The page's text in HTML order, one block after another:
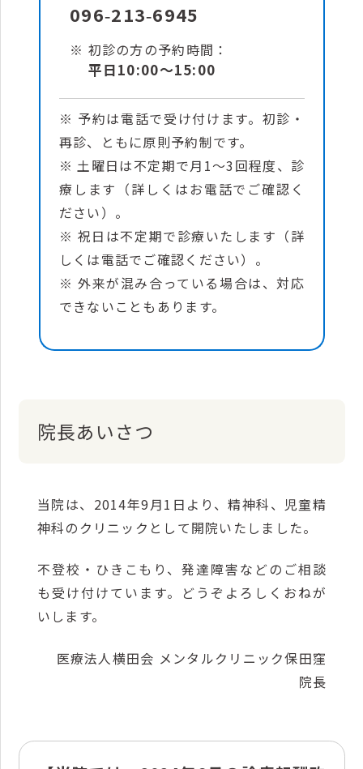
096 213 6945
初診の方の予約時間：
平日10:00～15:00
※ 予約は電話で受け付けます。初診・
再診、ともに原則予約制です。
※ 土曜日は不定期で月1～3回程度、診
療します（詳しくはお電話でご確認く
ださい）。
※ 祝日は不定期で診療いたします（詳
しくは電話でご確認ください）。
※ 外来が混み合っている場合は、対応
できないこともあります。
院長あいさつ
当院は、2014年9月1日より、精神科、児童精
神科のクリニックとして開院いたしました。
不登校・ひきこもり、発達障害などのご相談
も受け付けています。どうぞよろしくおねが
いします。
医療法人横田会 メンタルクリニック保田窪
院長